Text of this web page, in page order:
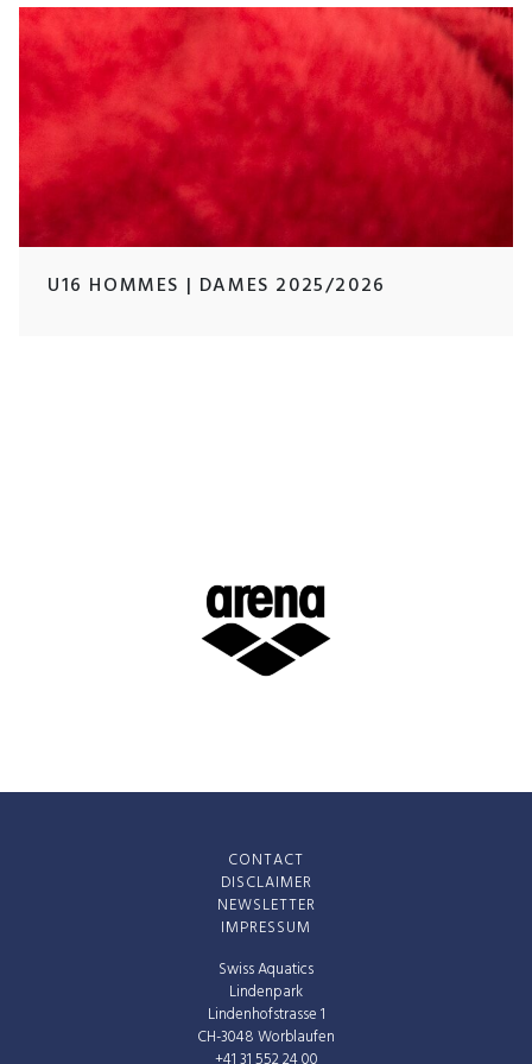
U16 HOMMES | DAMES 2025/2026
Swiss Aquatics
Lindenpark
Lindenhofstrasse 1
CH-3048 Worblaufen
CONTACT
DISCLAIMER
NEWSLETTER
IMPRESSUM